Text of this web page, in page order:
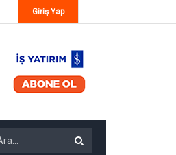
Giriş Yap